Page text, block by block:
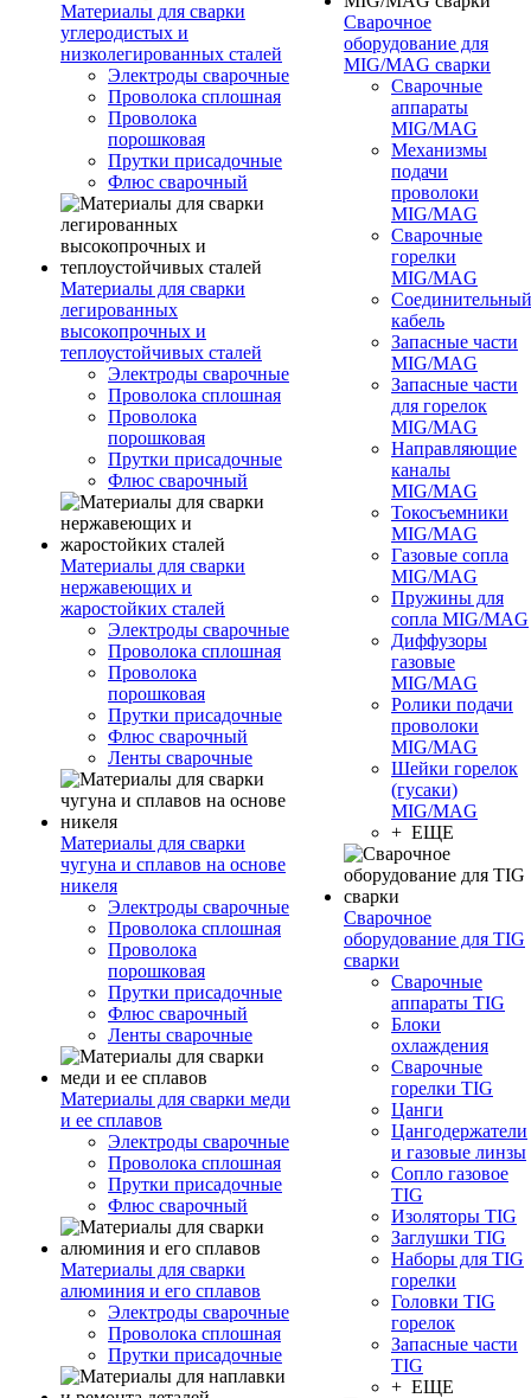
Материалы для сварки
углеродистых и
низколегированных сталей
Электроды сварочные
Проволока сплошная
Проволока
порошковая
Прутки присадочные
Флюс сварочный
Материалы для сварки
легированных
высокопрочных и
теплоустойчивых сталей
Электроды сварочные
Проволока сплошная
Проволока
порошковая
Прутки присадочные
Флюс сварочный
Материалы для сварки
нержавеющих и
жаростойких сталей
Электроды сварочные
Проволока сплошная
Проволока
порошковая
Прутки присадочные
Флюс сварочный
Ленты сварочные
Материалы для сварки
чугуна и сплавов на основе
никеля
Электроды сварочные
Проволока сплошная
Проволока
порошковая
Прутки присадочные
Флюс сварочный
Ленты сварочные
Материалы для сварки меди
и ее сплавов
Электроды сварочные
Проволока сплошная
Прутки присадочные
Флюс сварочный
Материалы для сварки
алюминия и его сплавов
Электроды сварочные
Проволока сплошная
Прутки присадочные
Сварочное
оборудование для
MIG/MAG сварки
Сварочные
аппараты
MIG/MAG
Механизмы
подачи
проволоки
MIG/MAG
Сварочные
горелки
MIG/MAG
Соединительный
кабель
Запасные части
MIG/MAG
Запасные части
для горелок
MIG/MAG
Направляющие
каналы
MIG/MAG
Токосъемники
MIG/MAG
Газовые сопла
MIG/MAG
Пружины для
сопла MIG/MAG
Диффузоры
газовые
MIG/MAG
Ролики подачи
проволоки
MIG/MAG
Шейки горелок
(гусаки)
MIG/MAG
+ ЕЩЕ
Сварочное
оборудование для TIG
сварки
Сварочные
аппараты TIG
Блоки
охлаждения
Сварочные
горелки TIG
Цанги
Цангодержатели
и газовые линзы
Сопло газовое
TIG
Изоляторы TIG
Заглушки TIG
Наборы для TIG
горелки
Головки TIG
горелок
Запасные части
TIG
+ ЕЩЕ